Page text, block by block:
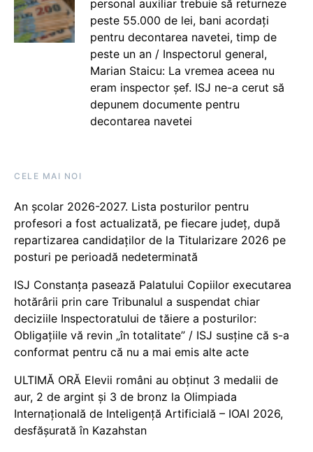
personal auxiliar trebuie să returneze
peste 55.000 de lei, bani acordați
pentru decontarea navetei, timp de
peste un an / Inspectorul general,
Marian Staicu: La vremea aceea nu
eram inspector șef. ISJ ne-a cerut să
depunem documente pentru
decontarea navetei
CELE MAI NOI
An școlar 2026-2027. Lista posturilor pentru
profesori a fost actualizată, pe fiecare județ, după
repartizarea candidaților de la Titularizare 2026 pe
posturi pe perioadă nedeterminată
ISJ Constanța pasează Palatului Copiilor executarea
hotărârii prin care Tribunalul a suspendat chiar
deciziile Inspectoratului de tăiere a posturilor:
Obligațiile vă revin „în totalitate” / ISJ susține că s-a
conformat pentru că nu a mai emis alte acte
ULTIMĂ ORĂ Elevii români au obținut 3 medalii de
aur, 2 de argint și 3 de bronz la Olimpiada
Internațională de Inteligență Artificială – IOAI 2026,
desfășurată în Kazahstan